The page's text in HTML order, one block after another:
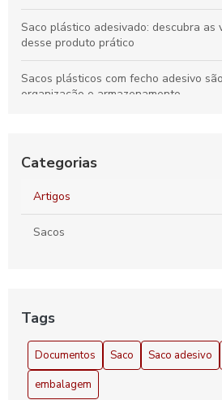
Saco plástico adesivado: descubra as
desse produto prático
Sacos plásticos com fecho adesivo
organização e armazenamento
Transformam sua Marca
Saco com aba adesiva é a solução
Categorias
Artigos
Sacos
Tags
Documentos Saco Saco adesivo
embalagem